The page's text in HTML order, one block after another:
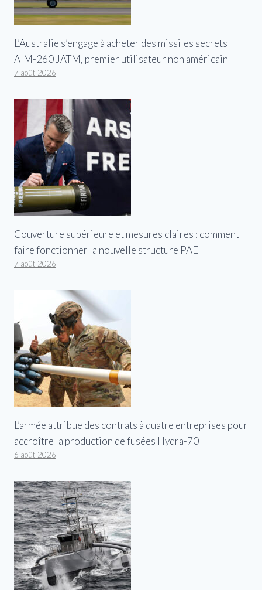
L’Australie s’engage à acheter des missiles secrets
AIM-260 JATM, premier utilisateur non américain
7 août 2026
Couverture supérieure et mesures claires : comment
faire fonctionner la nouvelle structure PAE
7 août 2026
L’armée attribue des contrats à quatre entreprises pour
accroître la production de fusées Hydra-70
6 août 2026